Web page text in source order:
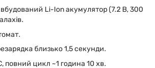
вбудований Li-Ion акумулятор (7.2 В, 300
близько 1,5 секунди.
повний цикл ~1 година 10 хв.